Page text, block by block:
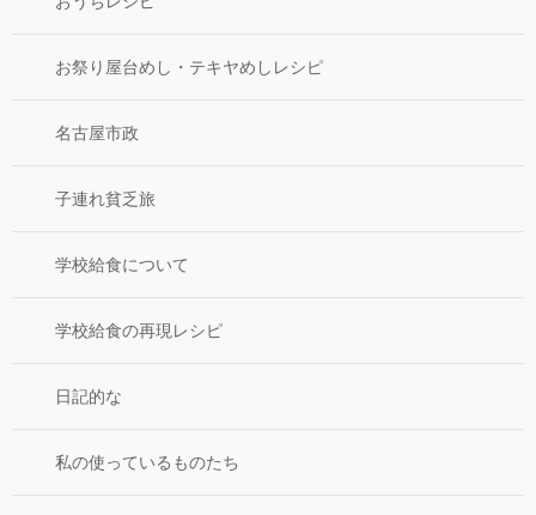
お祭り屋台めし・テキヤめしレシピ
名古屋市政
子連れ貧乏旅
学校給食について
学校給食の再現レシピ
日記的な
私の使っているものたち